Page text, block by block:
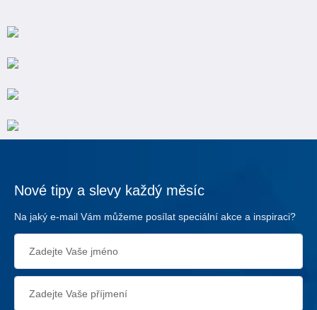
Nové tipy a slevy každý měsíc
Na jaký e-mail Vám můžeme posílat speciální akce a inspiraci?